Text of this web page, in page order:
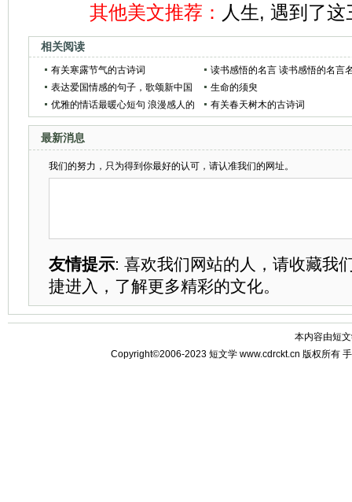
其他美文推荐： 人生, 遇到了
相关阅读
有关寒露节气的古诗词
读书感悟的名言 读书感悟的名言
句
表达爱国情感的句子，歌颂新中国
成立70周年纪念日的爱国名人经典
生命的须臾
优雅的情话最暖心短句 浪漫感人的
有关春天树木的古诗词
最新消息
我们的努力，只为得到你最好的认可，请认准我们的网址。
友情提示: 喜欢我们网站的人，请收藏我
捷进入，了解更多精彩的文化。
本内容由短
Copyright©2006-2023 短文学 www.cdrckt.cn 版权所有